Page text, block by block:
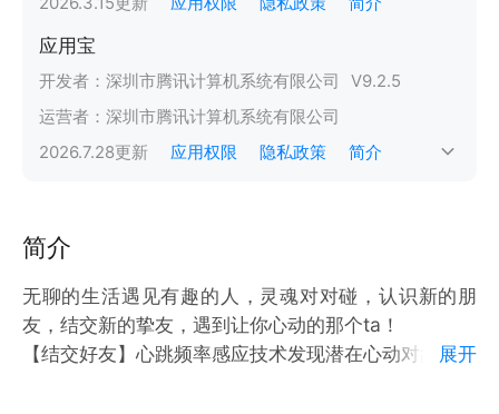
应用宝
开发者： 深圳市腾讯计算机系统有限公司 V9.2.5
运营者： 深圳市腾讯计算机系统有限公司
2026.7.28更新 应用权限 隐私政策 简介
简介
无聊的生活遇见有趣的人，灵魂对对碰，认识新的朋
友，结交新的挚友，遇到让你心动的那个ta！
【结交好友】心跳频率感应技术发现潜在心动对象；展开